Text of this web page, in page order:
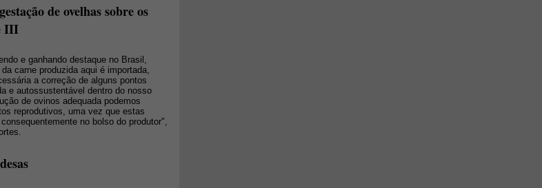
de ovelhas sobre os
III
e ganhando destaque no Brasil,
carne produzida aqui é importada,
a correção de alguns pontos
e autossustentável dentro do nosso
de ovinos adequada podemos
reprodutivos, uma vez que estas
no bolso do produtor",